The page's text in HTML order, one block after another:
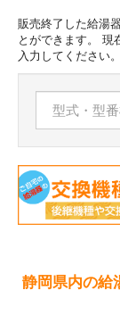
販売終了した給湯
とができます。 現
入力してください。
静岡県内の給